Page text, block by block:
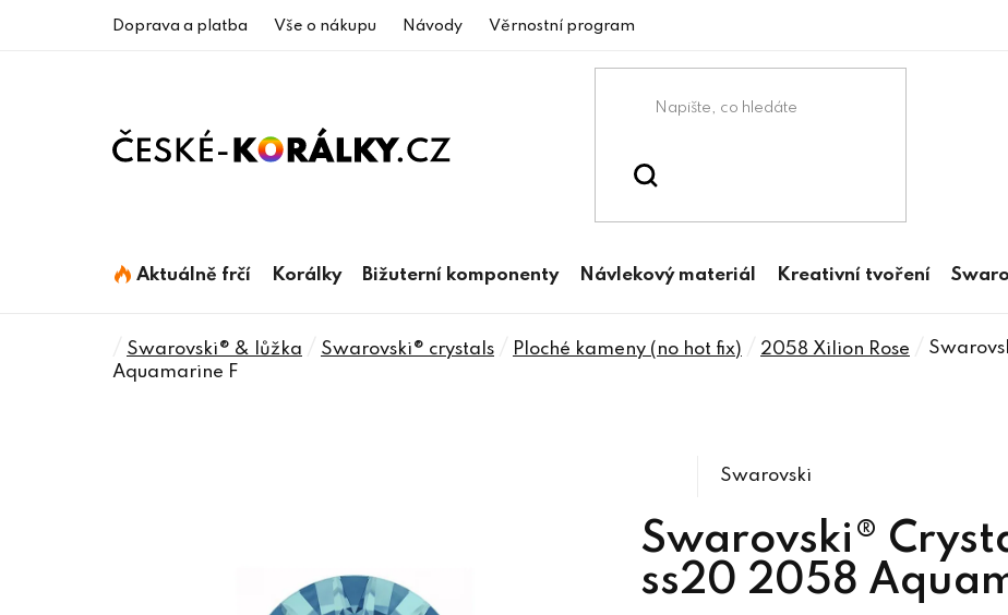
Doprava a platba Vše o nákupu Návody Věrnostní program
Aktuálně frčí Korálky Bižuterní komponenty Návlekový materiál Kreativní tvoření
Domů
Swarovski® & lůžka Swarovski® crystals Ploché kameny (no hot fix) 2058 Xilion Rose
Aquamarine F
Swarovski®
ss20 2058
Swarovski